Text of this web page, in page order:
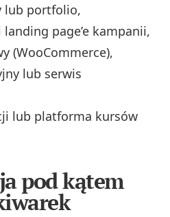
lub portfolio,
page’e kampanii,
(WooCommerce),
lub serwis
lub platforma kursów
pod kątem